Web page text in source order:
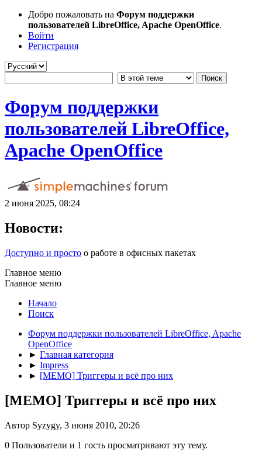
Добро пожаловать на Форум поддержки
пользователей LibreOffice, Apache OpenOffice.
Войти
Регистрация
Форум поддержки
пользователей LibreOffice,
Apache OpenOffice
2 июня 2025, 08:24
Новости:
Доступно и просто о работе в офисных пакетах
Главное меню
Главное меню
Начало
Поиск
Форум поддержки пользователей LibreOffice, Apache
OpenOffice
► Главная категория
► Impress
► [MEMO] Триггеры и всё про них
[MEMO] Триггеры и всё про них
Автор Syzygy, 3 июня 2010, 20:26
0 Пользователи и 1 гость просматривают эту тему.